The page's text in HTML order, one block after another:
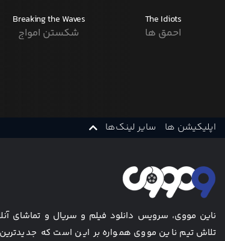
The Idiots
احمق ها
Breaking the Waves
شکستن امواج
اپلیکیشن ها سایر لینک‌ها
ناین مووی، سرویس دانلود فیلم و سریال و تماشای
تلاش تیم ناین مووی همواره بر این است که جدیدترین